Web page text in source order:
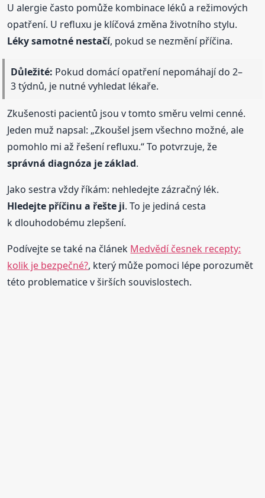
U alergie často pomůže kombinace léků a režimových
opatření. U refluxu je klíčová změna životního stylu.
Léky samotné nestačí, pokud se nezmění příčina.
Důležité: Pokud domácí opatření nepomáhají do 2–
3 týdnů, je nutné vyhledat lékaře.
Zkušenosti pacientů jsou v tomto směru velmi cenné.
Jeden muž napsal: „Zkoušel jsem všechno možné, ale
pomohlo mi až řešení refluxu.“ To potvrzuje, že
správná diagnóza je základ.
Jako sestra vždy říkám: nehledejte zázračný lék.
Hledejte příčinu a řešte ji. To je jediná cesta
k dlouhodobému zlepšení.
Podívejte se také na článek Medvědí česnek recepty:
kolik je bezpečné?, který může pomoci lépe porozumět
této problematice v širších souvislostech.